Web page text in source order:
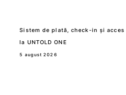
Sistem de plată, check-in și acces
la UNTOLD ONE
5 august 2026